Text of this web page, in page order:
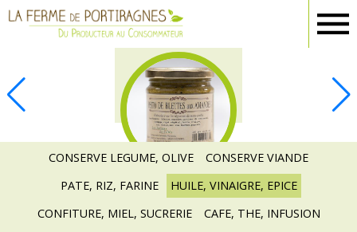
Portiragnes
EPICERIE
CONSERVE LEGUME, OLIVE
CONSERVE VIANDE
PATE, RIZ, FARINE
HUILE, VINAIGRE, EPICE
CONFITURE, MIEL, SUCRERIE
CAFE, THE, INFUSION